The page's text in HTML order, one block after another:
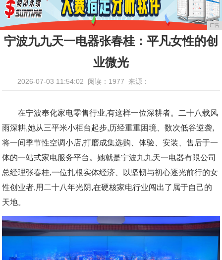
广告
宁波九九天一电器张春桂：平凡女性的创
业微光
2026-07-03 11:54:02 阅读：1977 来源：
在宁波奉化家电零售行业,有这样一位深耕者。二十八载风
雨深耕,她从三平米小柜台起步,历经重重困境、数次低谷逆袭,
将一间季节性空调小店,打磨成集选购、体验、安装、售后于一
体的一站式家电服务平台。她就是宁波九九天一电器有限公司
总经理张春桂,一位扎根实体经济、以坚韧与初心逐光前行的女
性创业者,用二十八年光阴,在硬核家电行业闯出了属于自己的
天地。